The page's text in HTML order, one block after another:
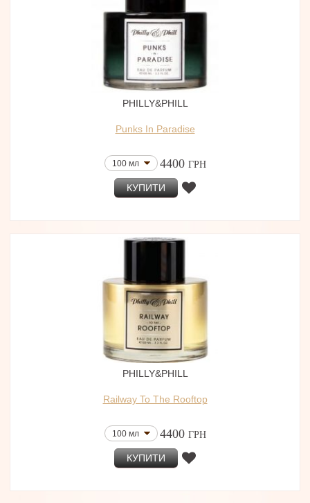
PHILLY&PHILL
Punks In Paradise
100 мл 4400 ГРН
КУПИТИ
PHILLY&PHILL
Railway To The Rooftop
100 мл 4400 ГРН
КУПИТИ